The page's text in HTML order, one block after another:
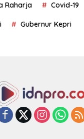
Raharja Covid-19
Gubernur Kepri